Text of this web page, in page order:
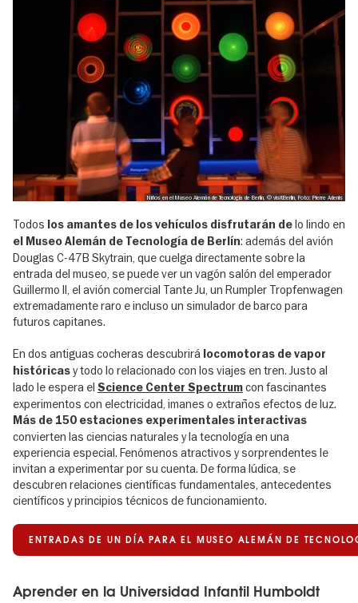
Niños en el Museo Alemán de Tecnología de Berlín, © visitBerlin, Foto: Pierre Adenis
Todos los amantes de los vehículos disfrutarán de lo lindo en
el Museo Alemán de Tecnología de Berlín: además del avión
Douglas C-47B Skytrain, que cuelga directamente sobre la
entrada del museo, se puede ver un vagón salón del emperador
Guillermo II, el avión comercial Tante Ju, un Rumpler Tropfenwagen
extremadamente raro e incluso un simulador de barco para
futuros capitanes.
En dos antiguas cocheras descubrirá locomotoras de vapor
históricasy todo lo relacionado con los viajes en tren. Justo al
lado le espera el Science Center Spectrumcon fascinantes
experimentos con electricidad, imanes o extraños efectos de luz.
Más de 150 estaciones experimentales interactivas
convierten las ciencias naturales y la tecnología en una
experiencia especial. Fenómenos atractivos y sorprendentes le
invitan a experimentar por su cuenta. De forma lúdica, se
descubren relaciones científicas fundamentales, antecedentes
científicos y principios técnicos de funcionamiento.
ENTRADAS DE UN DÍA PARA EL MUSEO ALEMÁN DE
Aprender en la Universidad Infantil Humboldt